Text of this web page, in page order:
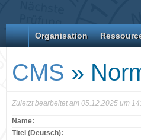
Organisation
CMS »
Zuletzt bearbeitet am 05.12.2025 um
Name:
Titel (Deutsch):